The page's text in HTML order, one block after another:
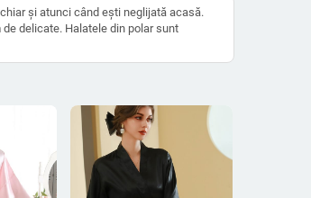
și atunci când ești neglijată acasă.
delicate. Halatele din polar sunt